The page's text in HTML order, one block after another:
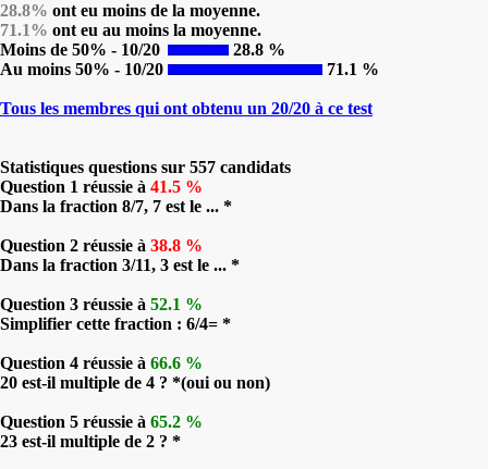
28.8% ont eu moins de la moyenne.
71.1% ont eu au moins la moyenne.
Moins de 50% - 10/20
28.8 %
Au moins 50% - 10/20
71.1 %
Tous les membres qui ont obtenu un 20/20 à ce test
Statistiques questions sur 557 candidats
Question 1 réussie à 41.5 %
Dans la fraction 8/7, 7 est le ... *
Question 2 réussie à 38.8 %
Dans la fraction 3/11, 3 est le ... *
Question 3 réussie à 52.1 %
Simplifier cette fraction : 6/4= *
Question 4 réussie à 66.6 %
20 est-il multiple de 4 ? *(oui ou non)
Question 5 réussie à 65.2 %
23 est-il multiple de 2 ? *